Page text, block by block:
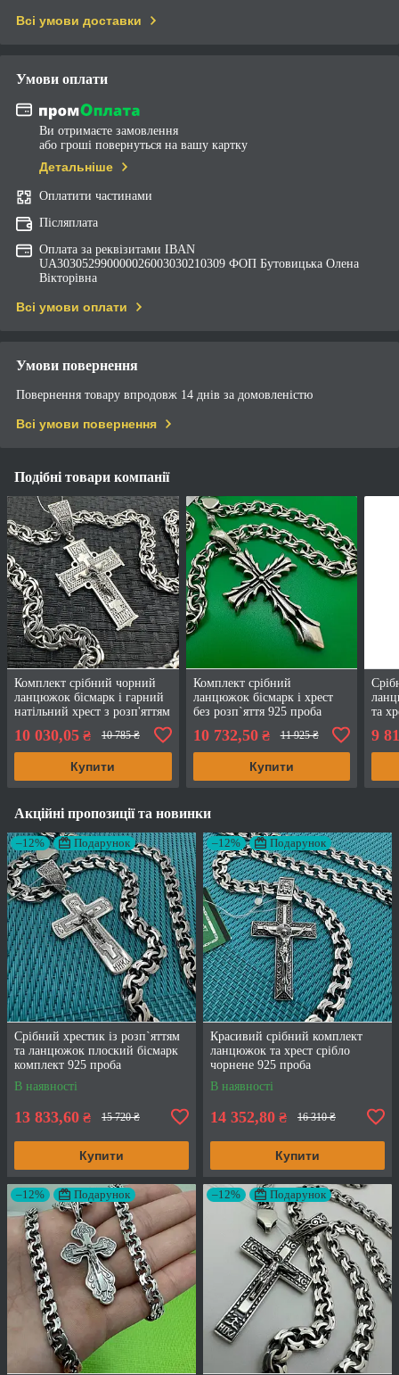
Всі умови доставки
Умови оплати
Ви отримаєте замовлення
або гроші повернуться на вашу картку
Детальніше
Оплатити частинами
Післяплата
Оплата за реквізитами IBAN
UA303052990000026003030210309 ФОП Бутовицька Олена
Вікторівна
Всі умови оплати
Умови повернення
Повернення товару впродовж 14 днів за домовленістю
Всі умови повернення
Подібні товари компанії
Комплект срібний чорний
ланцюжок бісмарк і гарний
натільний хрест з розп'яттям
10 030,05 ₴ 10 785 ₴
Купити
Комплект срібний
ланцюжок бісмарк і хрест
без розп`яття 925 проба
10 732,50₴ 11 925 ₴
Купити
та
9
Акційні пропозиції та новинки
–12% Подарунок
Срібний хрестик із розп`яттям
та ланцюжок плоский бісмарк
комплект 925 проба
В наявності
13 833,60 ₴ 15 720 ₴
Купити
–12% Подарунок
Красивий срібний комплект
ланцюжок та хрест срібло
чорнене 925 проба
В наявності
14 352,80 ₴ 16 310 ₴
Купити
–12% Подарунок –12% Подарунок